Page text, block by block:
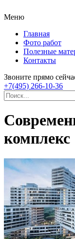
Меню
Главная
Фото работ
Полезные
Контакты
Звоните прямо
+7(495) 266-10-36
комплекс